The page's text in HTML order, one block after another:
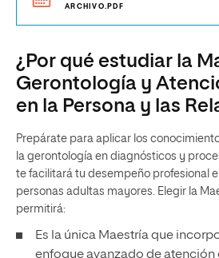
ARCHIVO.PDF
¿Por qué estudiar la
Gerontología y
en la Persona y las
Prepárate para aplicar los
la gerontología en diagnósticos y
te facilitará tu desempeño profesional
personas adultas mayores. Elegir la
permitirá:
Es la única Maestría que
enfoque avanzado de atención